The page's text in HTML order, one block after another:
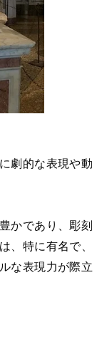
劇的な表現や動
かであり、彫刻
、特に有名で、
な表現力が際立